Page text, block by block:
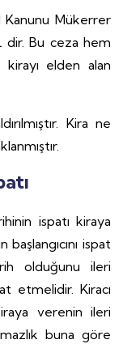
Mükerrer
Bu ceza hem
elden alan
Kira ne
ispatı kiraya
ispat
olduğunu ileri
etmelidir. Kiracı
verenin ileri
buna göre